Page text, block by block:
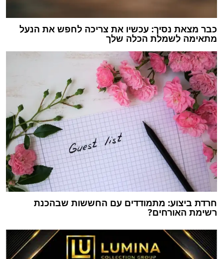
כבר מצאת נסיך: עכשיו את צריכה לחפש את הנעל
מתאימה לשמלת הכלה שלך
חרדת ביצוע: מתמודדים עם החששות שבהכנת
רשימת האורחים?